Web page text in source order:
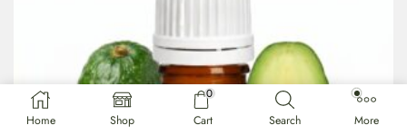
Home Shop
0
Cart Search More